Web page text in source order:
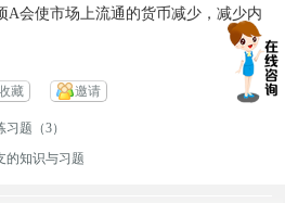
A会使市场上流通的货币减少，减少内
藏 邀请
题（3）
的知识与习题